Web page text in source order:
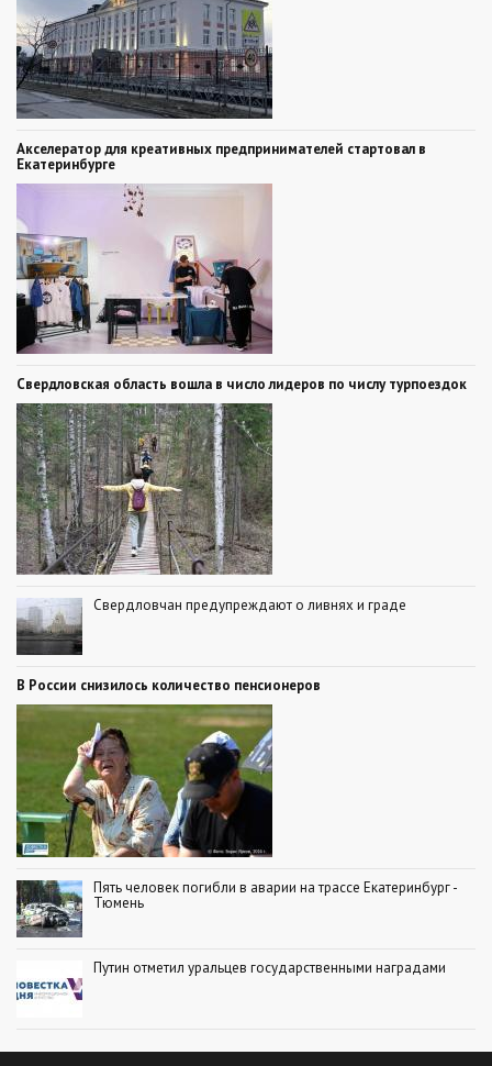
Акселератор для креативных предпринимателей стартовал в
Екатеринбурге
Свердловская область вошла в число лидеров по числу турпоездок
Свердловчан предупреждают о ливнях и граде
В России снизилось количество пенсионеров
Пять человек погибли в аварии на трассе Екатеринбург -
Тюмень
Путин отметил уральцев государственными наградами